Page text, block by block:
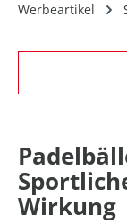
Werbeartikel
Wirkung